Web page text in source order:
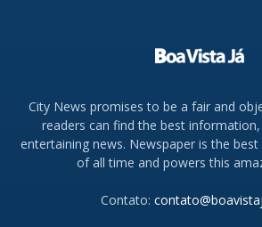
City News promises to be a fair and
readers can find the best
entertaining news. Newspaper is the
of all time and powers this
Contato: